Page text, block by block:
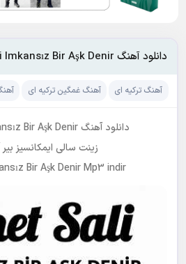
دانلود آهنگ Ziynet Sali Imkansız Bir Aşk Denir
آهنگ ترکیه ای آهنگ غمگین ترکیه ای
دانلود آهنگ Ziynet Sali Imkansız Bir Aşk Denir
زینت سالی ایمکانسیز
Bir Aşk Denir Mp3 indir